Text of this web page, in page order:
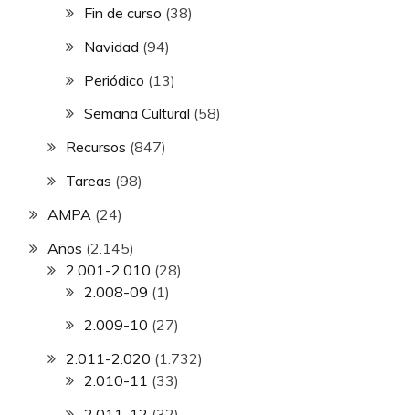
Fin de curso (38)
Navidad (94)
Periódico (13)
Semana Cultural (58)
Recursos (847)
Tareas (98)
AMPA (24)
Años (2.145)
2.001-2.010 (28)
2.008-09 (1)
2.009-10 (27)
2.011-2.020 (1.732)
2.010-11 (33)